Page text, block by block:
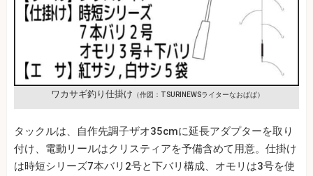
ワカサギ釣り仕掛け （作図：TSURINEWSライターなおぱぱ）
タックルは、自作先調子ザオ35cmに延長アダプターを取り
付け、電動リールはクリスティアを予備含めて用意。仕掛け
は時短シリーズ7本バリ2号と下バリ構成、オモリは3号を使